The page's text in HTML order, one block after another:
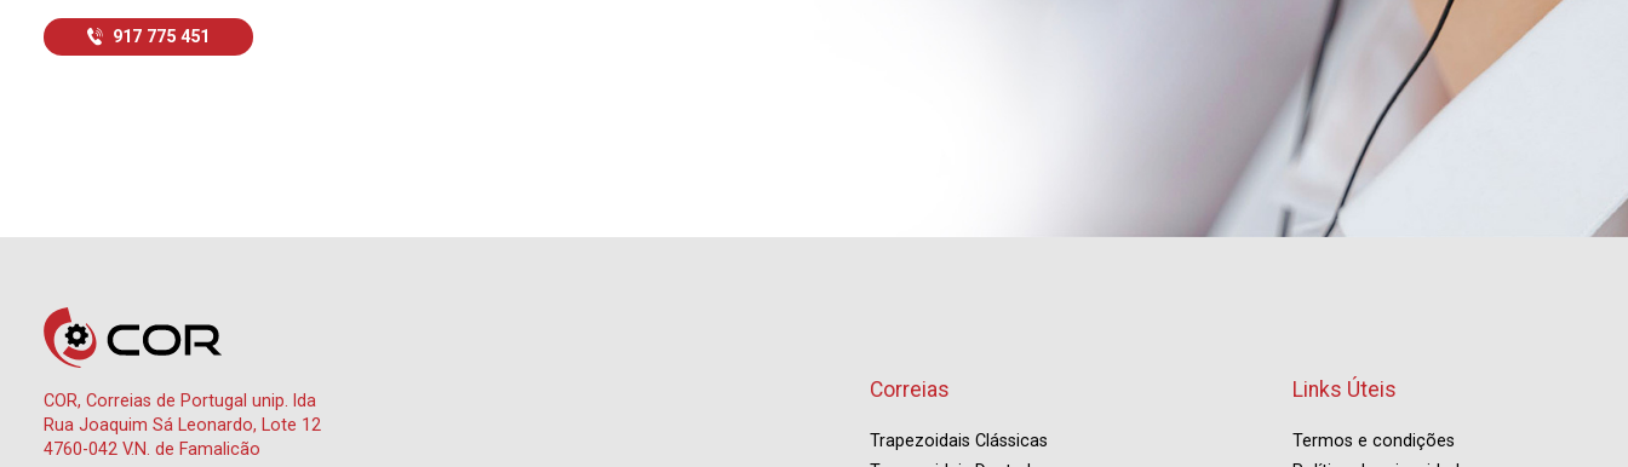
917 775 451
COR, Correias de Portugal unip. lda
Rua Joaquim Sá Leonardo, Lote 12
4760-042 V.N. de Famalicão
Correias
Trapezoidais Clássicas
Links Úteis
Termos e condições